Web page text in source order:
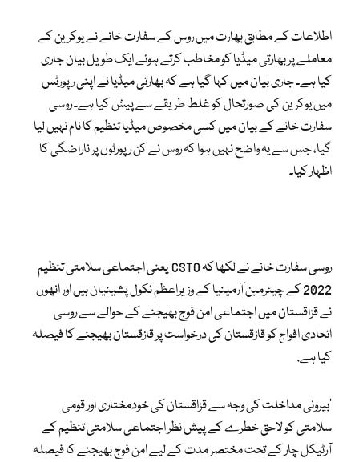
اطلاعات کے مطابق بھارت میں روس کے سفارت خانے نے یوکرین کے
معاملے پر بھارتی میڈیا کو مخاطب کرتے ہوئے ایک طویل بیان جاری
کیا ہے۔ جاری بیان میں کہا گیا ہے کہ بھارتی میڈیا نے اپنی رپورٹس
میں یوکرین کی صورتحال کو غلط طریقے سے پیش کیا ہے۔ روسی
سفارت خانے کے بیان میں کسی مخصوص میڈیا تنظیم کا نام نہیں لیا
گیا، جس سے یہ واضح نہیں ہوا کہ روس نے کن رپورٹوں پر ناراضگی کا
اظہار کیا۔
روسی سفارت خانے نے لکھا کہ CSTO یعنی اجتماعی سلامتی تنظیم
2022 کے چیئرمین آرمینیا کے وزیراعظم نکول پشینیان ہیں اور انھوں
نے قزاقستان میں اجتماعی امن فوج بھیجنے کے حوالے سے روسی
اتحادی افواج کو قازقستان کی درخواست پر قازقستان بھیجنے کا فیصلہ
کیا ہے.
’بیرونی مداخلت کی وجہ سے قزاقستان کی خودمختاری اور قومی
سلامتی کو لاحق خطرے کے پیش نظر اجتماعی سلامتی تنظیم کے
آرٹیکل چار کے تحت مختصر مدت کے لیے امن فوج بھیجنے کا فیصلہ